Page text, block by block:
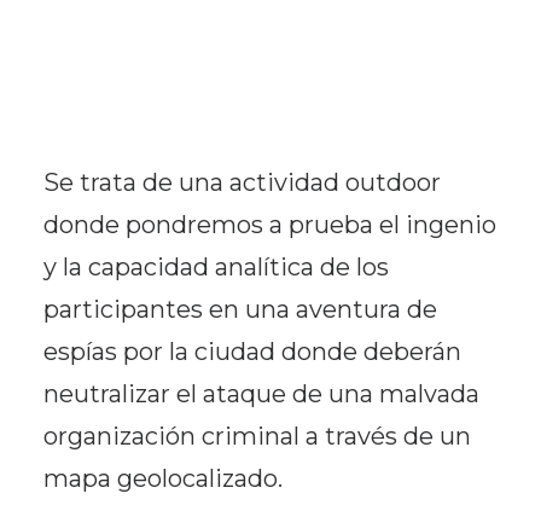
Se trata de una actividad outdoor
donde pondremos a prueba el ingenio
y la capacidad analítica de los
participantes en una aventura de
espías por la ciudad donde deberán
neutralizar el ataque de una malvada
organización criminal a través de un
mapa geolocalizado.